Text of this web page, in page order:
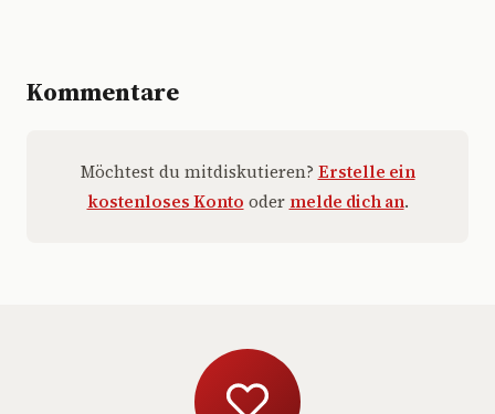
Kommentare
Möchtest du mitdiskutieren? Erstelle ein
kostenloses Konto oder melde dich an.